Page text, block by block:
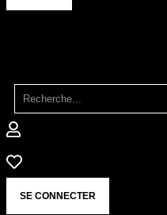
SE CONNECTER